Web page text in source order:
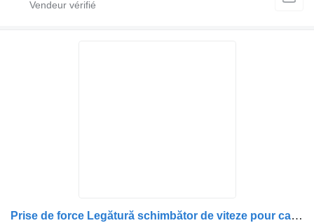
Prise de force Legătură schimbător de viteze pour camion MAN 81326605005/81326605142/81951100258